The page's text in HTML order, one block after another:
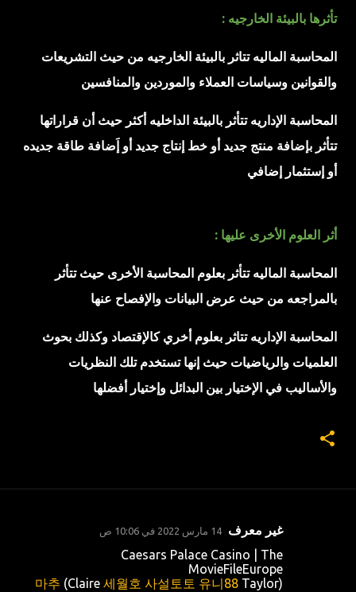
تأثرها بالبيئة الخارجيه :
المحاسبة الماليه تتاثر بالبيئة الخارجيه من حيث التشريعات
والقوانين وسياسات العملاء والموردين والمنافسين
المحاسبة الإداريه تتأثر بالبيئة الداخليه أكثر حيث أن قراراتها
تتأثر بإضافة منتج جديد أو خط إنتاج جديد أو إَضافة طاقة جديده
أو إستثمار إضافي
أثر العلوم الأخرى عليها :
المحاسبة الماليه تتأثر بعلوم المحاسبة الأخرى حيث تتأثر
بالمراجعه من حيث عرض البيانات والإفصاح عنها
المحاسبة الإداريه تتاثر بعلوم أخري كالإقتصاد وكذلك بحوث
العلميات والرياضيات حيث إنها تستخدم تلك النظريات
والأساليب في الإختيار بين البدائل وإختيار أفضلها
غير معرف 14 مارس 2022 في 10:06 ص
Caesars Palace Casino | The
MovieFileEurope
(Claire
세월호 사설토토 유니88 Taylor)
마추